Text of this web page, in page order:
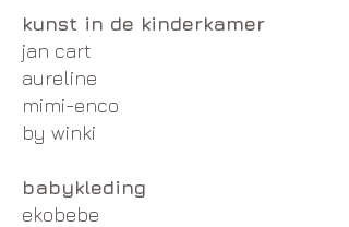
kunst in de kinderkamer
jan cart
aureline
mimi-enco
by winki
babykleding
ekobebe